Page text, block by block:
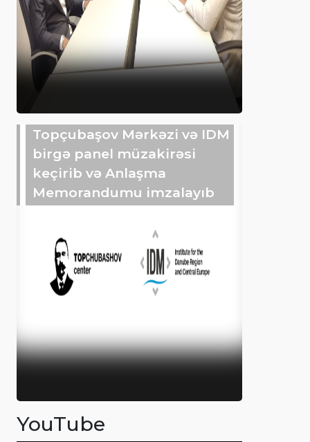
Topçubaşov Mərkəzi və IDM
birgə panel müzakirəsi
keçirib və Anlaşma
Memorandumu imzalayıb
YouTube